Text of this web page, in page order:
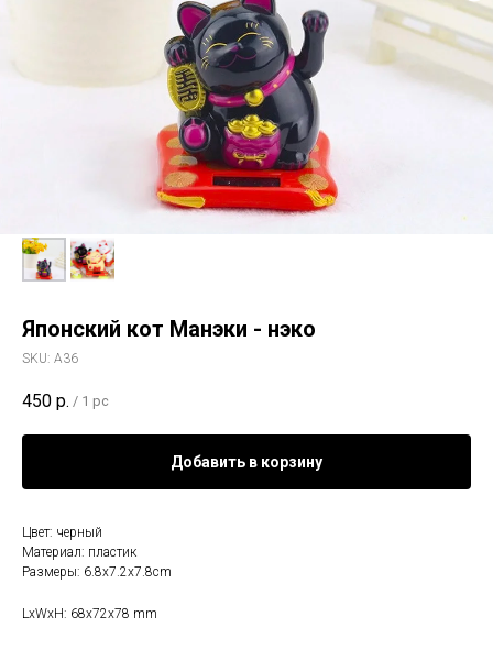
Японский кот Манэки - нэко
SKU: А36
450 р. / 1 pc
Добавить в корзину
Цвет: черный
Материал: пластик
Размеры: 6.8x7.2x7.8cm
LxWxH: 68x72x78 mm